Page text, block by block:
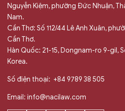
Nguyễn Kiệm, phường Đức Nhuận,
Nam.
Cần Thơ: Số 112/44 Lê Anh Xuân,
Cần Thơ.
Hàn Quốc: 21-15, Dongnam-ro 9-gil,
Korea.
Số điện thoại: +84 9789 38 505
Email: info@nacilaw.com